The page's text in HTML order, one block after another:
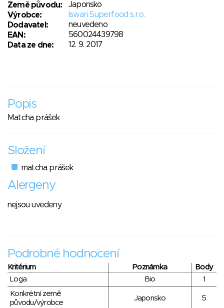
Země původu:
Japonsko
Výrobce:
Iswari Superfood s.r.o.
Dodavatel:
neuvedeno
EAN:
560024439798
Data ze dne:
12. 9. 2017
Popis
Matcha prášek
Složení
matcha prášek
Alergeny
nejsou uvedeny
Podrobné hodnocení
Kritérium Poznámka
Body
Loga
Bio
1
Konkrétní země
původu/výrobce
Japonsko 5